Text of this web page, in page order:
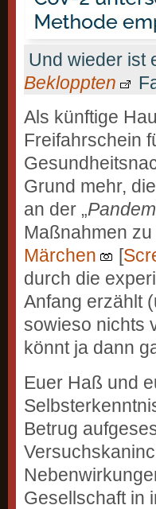
Und wieder ist
Bekloppten
Als künftige
Freifahrschein
Grund mehr,
an der „
Maßnahmen
Märchen
[
durch die
Anfang erzählt
sowieso nichts
könnt ja dann
Euer Haß und
Betrug
Gesellschaft in